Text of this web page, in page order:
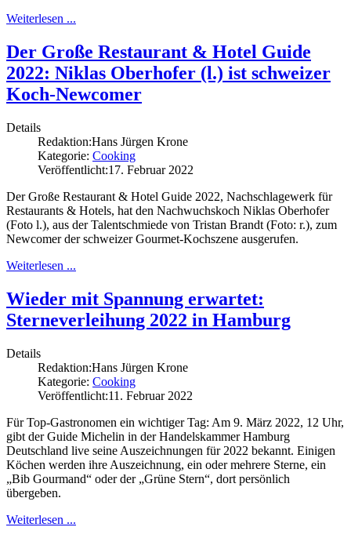
Weiterlesen ...
Der Große Restaurant & Hotel Guide
2022: Niklas Oberhofer (l.) ist schweizer
Koch-Newcomer
Details
Redaktion:Hans Jürgen Krone
Kategorie: Cooking
Veröffentlicht:17. Februar 2022
Der Große Restaurant & Hotel Guide 2022, Nachschlagewerk für
Restaurants & Hotels, hat den Nachwuchskoch Niklas Oberhofer
(Foto l.), aus der Talentschmiede von Tristan Brandt (Foto: r.), zum
Newcomer der schweizer Gourmet-Kochszene ausgerufen.
Weiterlesen ...
Wieder mit Spannung erwartet:
Sterneverleihung 2022 in Hamburg
Details
Redaktion:Hans Jürgen Krone
Kategorie: Cooking
Veröffentlicht:11. Februar 2022
Für Top-Gastronomen ein wichtiger Tag: Am 9. März 2022, 12 Uhr,
gibt der Guide Michelin in der Handelskammer Hamburg
Deutschland live seine Auszeichnungen für 2022 bekannt. Einigen
Köchen werden ihre Auszeichnung, ein oder mehrere Sterne, ein
„Bib Gourmand“ oder der „Grüne Stern“, dort persönlich
übergeben.
Weiterlesen ...